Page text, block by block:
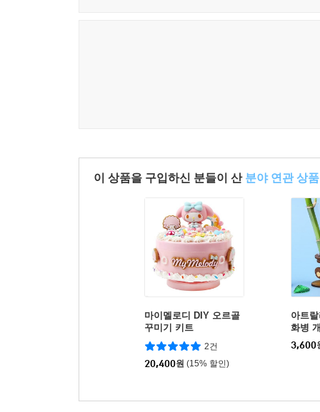
이 상품을 구입하신 분들이 산 분야 연관 상품
마이멜로디 DIY 오르골
꾸미기 키트
2건
20,400원 (15% 할인)
아트
화병
MDF
3,600